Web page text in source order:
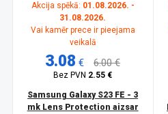
Akcija spēkā: 01.08.2026. -
31.08.2026.
Vai kamēr prece ir pieejama
veikalā
3.08 € 6.00 €
Bez PVN 2.55 €
Samsung Galaxy S23 FE - 3
mk Lens Protection aizsar